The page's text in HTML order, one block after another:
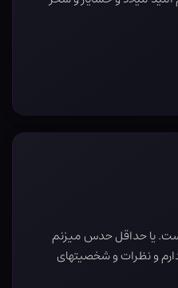
نیست. یا حداقل حدس میزنم
و نظرات و شخصیتهای